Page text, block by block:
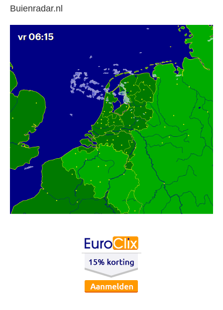
Buienradar.nl